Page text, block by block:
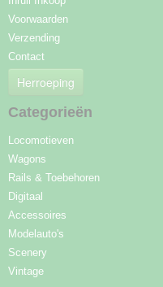
Voorwaarden
Verzending
Contact
Herroeping
Categorieën
Locomotieven
Wagons
Rails & Toebehoren
Digitaal
Accessoires
Modelauto's
Scenery
Vintage